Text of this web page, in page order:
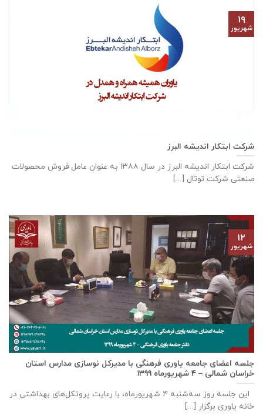
شرکت ابتکار اندیشه البرز
شركت ابتكار اندیشه البرز در سال ١٣٨٨ به عنوان عامل فروش محصولات
صنعتی شركت توتال [...]
۱۹
شهریور
جلسه اعضای جامعه ياوری فرهنگی با مدیركل نوسازی مدارس استان
خراسان شمالی – ٤ شهریورماه ۱۳۹۹
این جلسه روز سه‌‌شنبه ٤ شهریورماه، با رعایت پروتکل‌های بهداشتی در
خانه ياوری برگزار [...]
۱۲
شهریور